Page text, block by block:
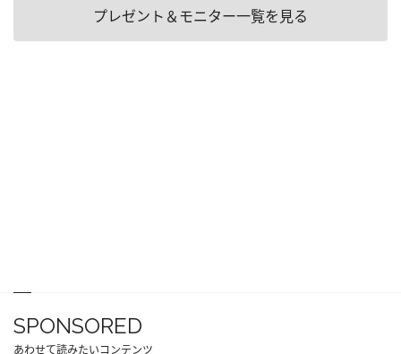
プレゼント＆モニター一覧を見る
SPONSORED
あわせて読みたいコンテンツ